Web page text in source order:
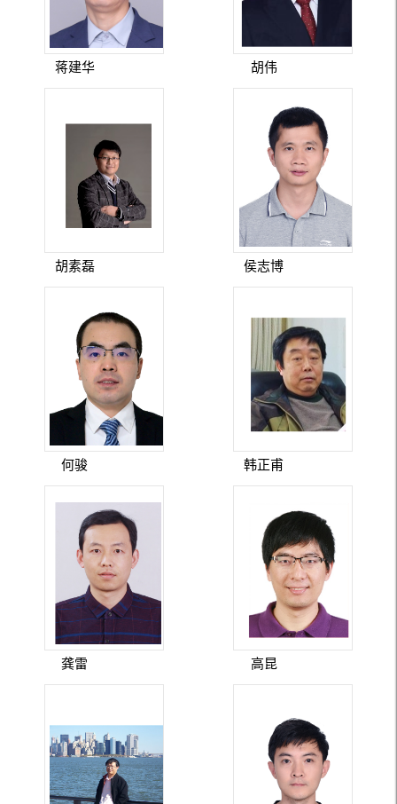
蒋建华 胡伟
胡素磊 侯志博
何骏 韩正甫
龚雷 高昆